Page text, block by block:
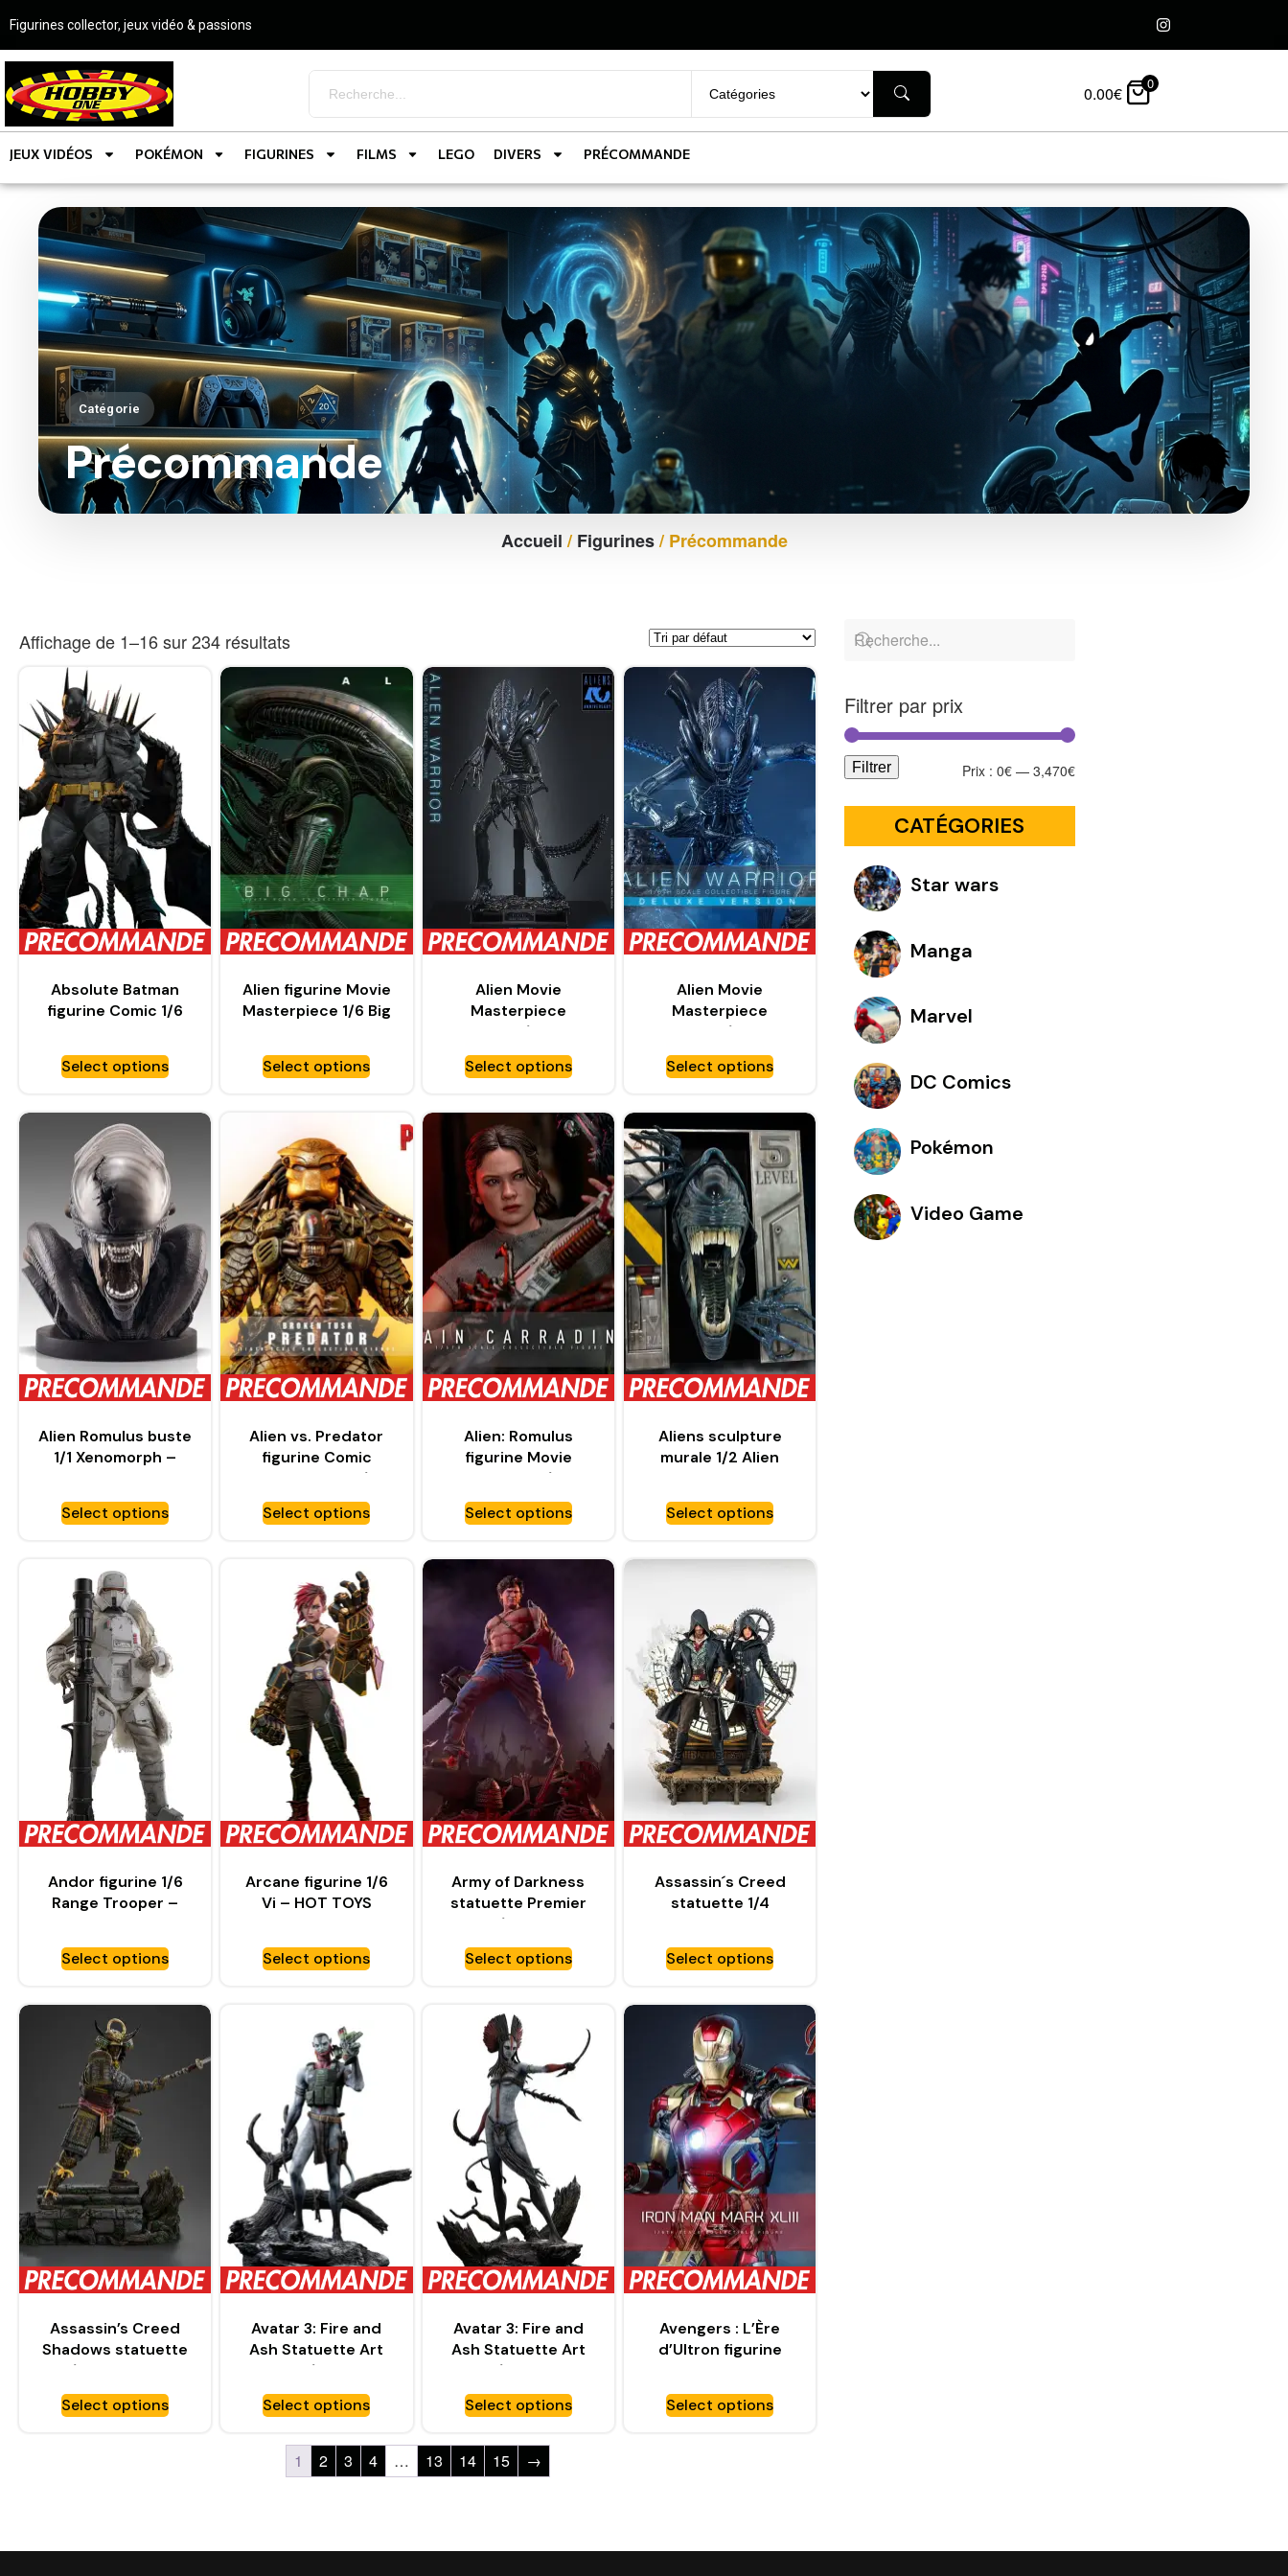
Figurines collector, jeux vidéo & passions
0.00€ 0
JEUX VIDÉOS POKÉMON FIGURINES FILMS LEGO DIVERS PRÉCOMMANDE
Catégorie
Précommande
Accueil /Figurines/ Précommande
Affichage de 1–16 sur 234 résultats
Absolute Batman
figurine Comic 1/6
Select options
Alien figurine Movie
Masterpiece 1/6 Big
Select options
Alien Movie
Masterpiece
figurine 1/6 Alien
Warrior – HOT TOYS
Select options
Alien Movie
Masterpiece
figurine 1/6 Alien
Warrior (Deluxe
Version) – HOT
Select options
Alien Romulus buste
1/1 Xenomorph –
COLLECTIBLES
GROUP
Select options
Alien vs. Predator
figurine Comic
Masterpiece 1/6
Broken Tusk
Predator – HOT
Select options
Alien: Romulus
figurine Movie
Masterpiece 1/6 Rain
Carradine – HOT
TOYS
Select options
Aliens sculpture
murale 1/2 Alien
HOLLYWOOD
COLLECTIBLES
Select options
Andor figurine 1/6
Range Trooper –
Select options
Arcane figurine 1/6
Vi – HOT TOYS
Select options
Army of Darkness
statuette Premier
Series 1/4 Ash – PCS
COLLECTIBLES
Select options
Assassin´s Creed
statuette 1/4
Frye – PURE ARTS
Select options
Assassin’s Creed
Shadows statuette
1/10 Art Scale
Yasuke – IRON
STUDIOS
Select options
Avatar 3: Fire and
Ash Statuette Art
Scale 1/10 Miles
Quaritch – IRON
STUDIOS
Select options
Avatar 3: Fire and
Ash Statuette Art
Scale 1/10 Varang –
IRON STUDIOS
Select options
Avengers : L’Ère
d’Ultron figurine
Diecast 1/6 Iron Man
Mark XLIII (2.0) –
Select options
1 2 3 4 … 13 14 15 →
Filtrer par prix
Filtrer Prix : 0€— 3,470€
CATÉGORIES
Star wars
Manga
Marvel
DC Comics
Pokémon
Video Game